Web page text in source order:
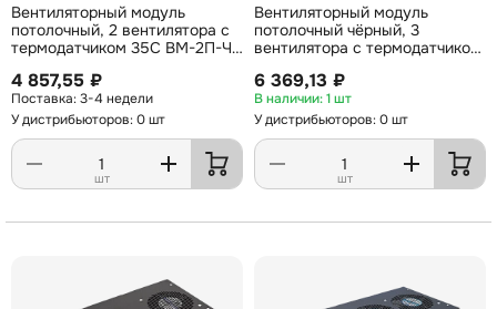
Вентиляторный модуль
потолочный, 2 вентилятора с
термодатчиком 35С ВМ-2П-Ч
4 857,55 ₽
3-4 недели
У дистрибьюторов: 0 шт
шт
Вентиляторный модуль
потолочный чёрный, 3
вентилятора с термодатчиком
6 369,13 ₽
1 шт
У дистрибьюторов: 0 шт
шт